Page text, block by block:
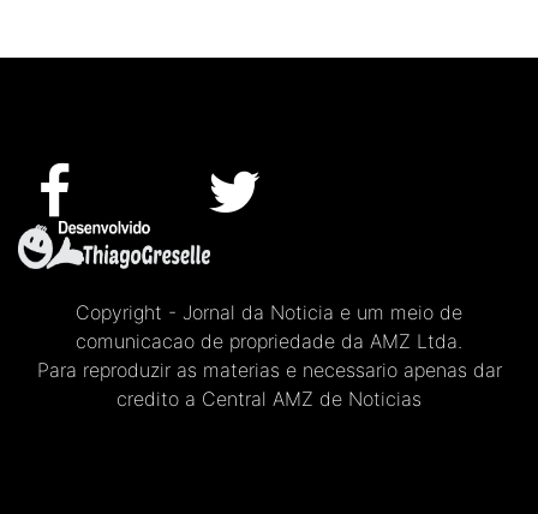
Copyright - Jornal da Noticia e um meio de
comunicacao de propriedade da AMZ Ltda.
Para reproduzir as materias e necessario apenas dar
credito a Central AMZ de Noticias